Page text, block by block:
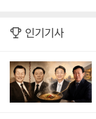
인기기사